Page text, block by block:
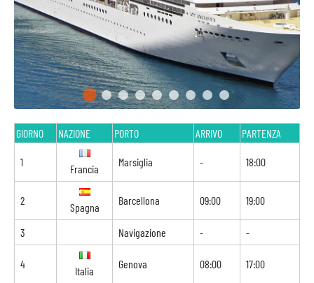
GIORNO NAZIONE PORTO ARRIVO PARTENZA
1
Francia
Marsiglia - 18:00
2
Spagna
Barcellona 09:00 19:00
3 Navigazione - -
4
Italia
Genova 08:00 17:00